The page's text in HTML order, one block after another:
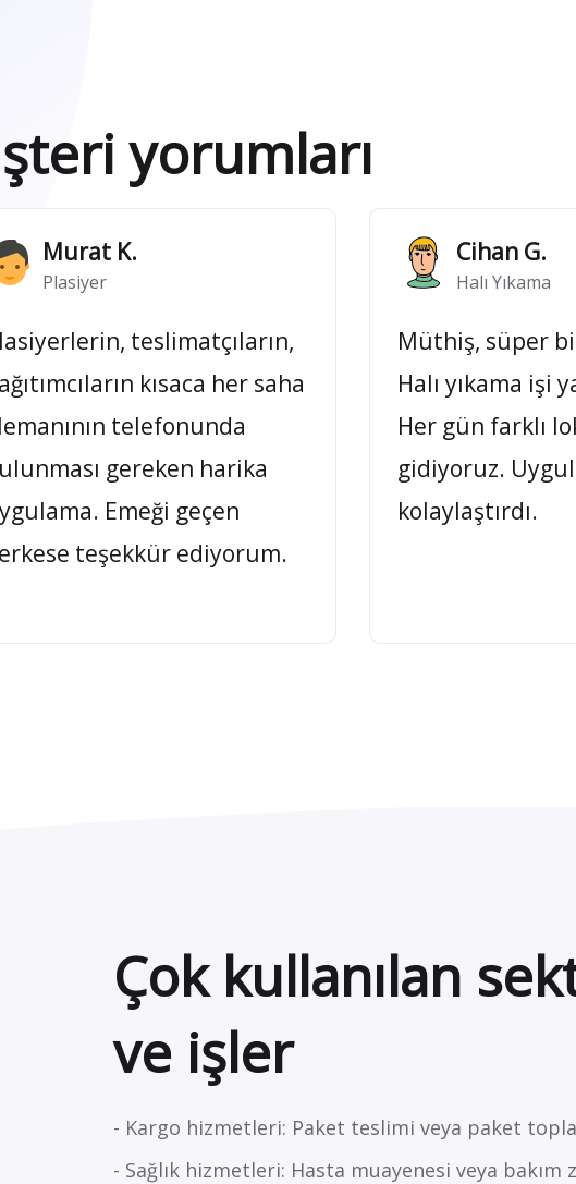
yorumları
Murat K.
Plasiyer
teslimatçıların,
kısaca her saha
telefonunda
gereken harika
Emeği geçen
teşekkür ediyorum.
Cihan G.
Halı Yıkama
Müthiş, süper
Halı yıkama işi
Her gün farklı
gidiyoruz.
kolaylaştırdı.
Çok kullanılan
ve işler
- Kargo hizmetleri: Paket teslimi veya paket
- Sağlık hizmetleri: Hasta muayenesi veya bakım